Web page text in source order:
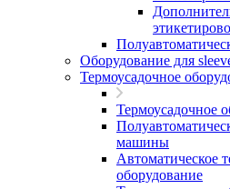
Оборудование для
Термоусадочное
Термоусадочное
машины
Автоматическое
оборудование